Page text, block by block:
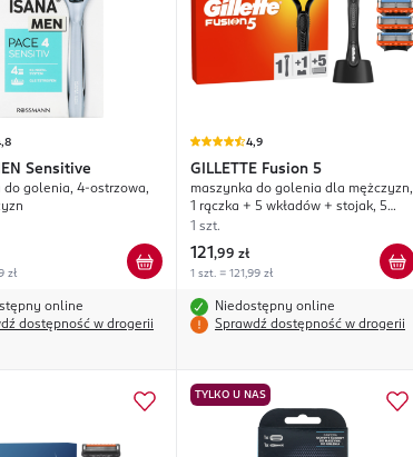
Sensitive
do golenia, 4-ostrzowa,
zł
online
dostępność w drogerii
4,9
GILLETTE Fusion 5
maszynka do golenia dla mężczyzn,
1 rączka + 5 wkładów + stojak, 5
ostrzowa
1 szt.
121 ,99 zł
1 szt. = 121,99 zł
Niedostępny online
Sprawdź dostępność w drogerii
TYLKO U NAS